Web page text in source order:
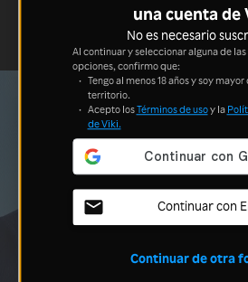
una cuenta de
No es necesario
Al continuar y seleccionar alguna de
opciones, confirmo que:
Tengo al menos 18 años y soy
territorio.
Acepto losTérminos de usoy la
de Viki.
Continuar con
Continuar de otra